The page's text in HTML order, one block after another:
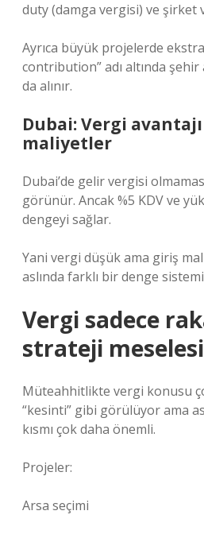
duty (damga vergisi) ve şirket
Ayrıca büyük projelerde
contribution” adı altında şehir
da alınır.
Dubai: Vergi
maliyetler
Dubai’de gelir vergisi
görünür. Ancak %5 KDV ve
dengeyi sağlar.
Yani vergi düşük ama giriş
aslında farklı bir denge
Vergi sadece
strateji meselesi
Müteahhitlikte vergi konusu
“kesinti” gibi görülüyor ama
kısmı çok daha önemli.
Projeler:
Arsa seçimi